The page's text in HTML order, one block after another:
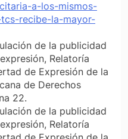
a-los-mismos-
recibe-la-mayor-
de la publicidad
Relatoría
de Expresión de la
de Derechos
22.
de la publicidad
Relatoría